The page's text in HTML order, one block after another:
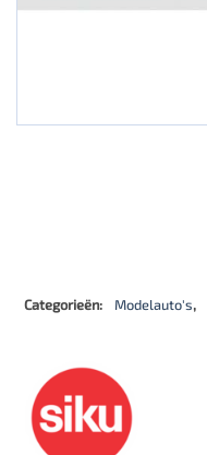
Categorieën:
Modelauto's,